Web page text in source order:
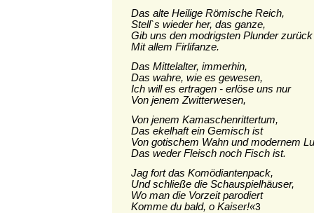
Das alte Heilige Römische Reich,
Stell`s wieder her, das ganze,
Gib uns den modrigsten Plunder zurück
Mit allem Firlifanze.
Das Mittelalter, immerhin,
Das wahre, wie es gewesen,
Ich will es ertragen - erlöse uns nur
Von jenem Zwitterwesen,
Von jenem Kamaschenrittertum,
Das ekelhaft ein Gemisch ist
Von gotischem Wahn und modernem
Das weder Fleisch noch Fisch ist.
Jag fort das Komödiantenpack,
Und schließe die Schauspielhäuser,
Wo man die Vorzeit parodiert
Komme du bald, o Kaiser!«3